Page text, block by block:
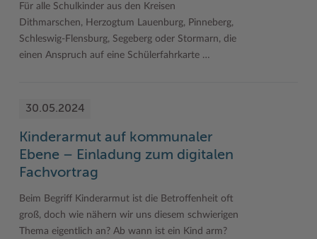
Für alle Schulkinder aus den Kreisen
Dithmarschen, Herzogtum Lauenburg, Pinneberg,
Schleswig-Flensburg, Segeberg oder Stormarn, die
einen Anspruch auf eine Schülerfahrkarte …
30.05.2024
Kinderarmut auf kommunaler
Ebene – Einladung zum digitalen
Fachvortrag
Beim Begriff Kinderarmut ist die Betroffenheit oft
groß, doch wie nähern wir uns diesem schwierigen
Thema eigentlich an? Ab wann ist ein Kind arm?